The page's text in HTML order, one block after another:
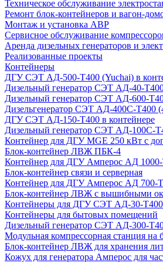
Техническое обслуживание
Ремонт блок-контейнеров и вагон-
Монтаж и установка АВР
Сервисное обслуживание
Аренда дизельных генераторов и
Реализованные проекты
Контейнеры
ДГУ СЭТ АД-500-Т400 (Yuchai) в
Дизельный генератор СЭТ АД-40-
Дизельный генератор СЭТ АД-600-
Дизельгенератор СЭТ АД-400С-Т400
ДГУ СЭТ АД-150-Т400 в контейнере
Дизельный генератор СЭТ АД-100С-
Контейнер для ДГУ MGE 250 кВт с
Блок-контейнер ЛВЖ ПБК-4
Контейнер для ДГУ Амперос АД
Блок-контейнер связи и серверная
Контейнер для ДГУ Амперос АД 700-
Блок-контейнер ЛВЖ с вышибными
Контейнеры для ДГУ СЭТ АД-30-
Контейнеры для бытовых помещений
Дизельный генератор СЭТ АД-300-
Модульная компрессорная станция на
Блок-контейнер ЛВЖ для хранения
Кожух для генератора Амперос для